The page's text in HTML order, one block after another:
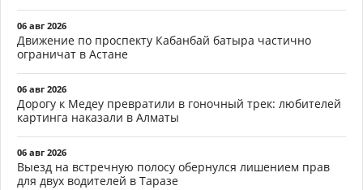
06 авг 2026
Движение по проспекту Кабанбай батыра частично
ограничат в Астане
06 авг 2026
Дорогу к Медеу превратили в гоночный трек: любителей
картинга наказали в Алматы
06 авг 2026
Выезд на встречную полосу обернулся лишением прав
для двух водителей в Таразе